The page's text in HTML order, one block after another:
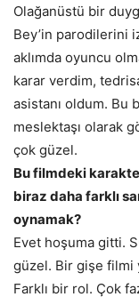
Olağanüstü bir
Bey’in parodilerini
aklımda oyuncu
karar verdim,
asistanı oldum. Bu
meslektaşı olarak
çok güzel.
Bu filmdeki
biraz daha farklı
oynamak?
Evet hoşuma gitti.
güzel. Bir gişe filmi
Farklı bir rol. Çok